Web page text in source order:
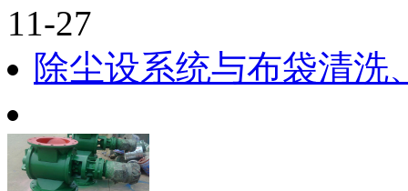
11-27
除尘设系统与布袋清洗